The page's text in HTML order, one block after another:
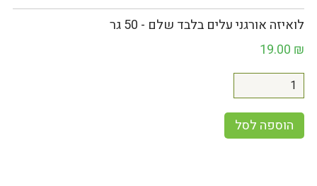
לואיזה אורגני עלים בלבד שלם - 50 גר
19.00 ₪
הוספה לסל